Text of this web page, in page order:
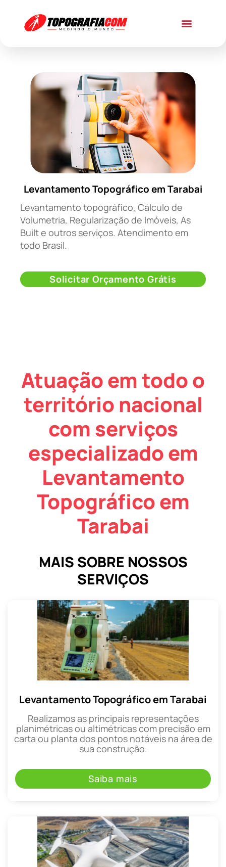
Levantamento Topográfico em Tarabai
Levantamento topográfico, Cálculo de
Volumetria, Regularização de Imóveis, As
Built e outros serviços. Atendimento em
todo Brasil.
Solicitar Orçamento Grátis
Atuação em todo o
território nacional
com serviços
especializado em
Levantamento
Topográfico em
Tarabai
MAIS SOBRE NOSSOS
SERVIÇOS
Levantamento Topográfico em Tarabai
Realizamos as principais representações
planimétricas ou altimétricas com precisão em
carta ou planta dos pontos notáveis na área de
sua construção.
Saiba mais